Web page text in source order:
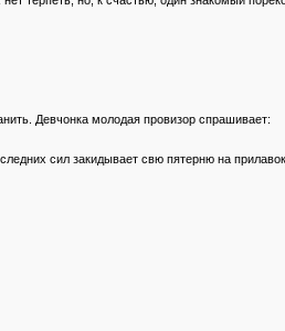
Девчонка молодая провизор спрашивает:
сил закидывает свю пятерню на